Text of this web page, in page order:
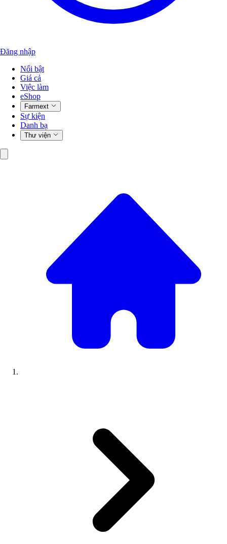
Đăng nhập
Nổi bật
Giá cả
Việc làm
eShop
Farmext
Sự kiện
Danh bạ
Thư viện